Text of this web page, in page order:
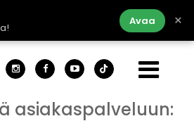
Avaa ×
asiakaspalveluun: